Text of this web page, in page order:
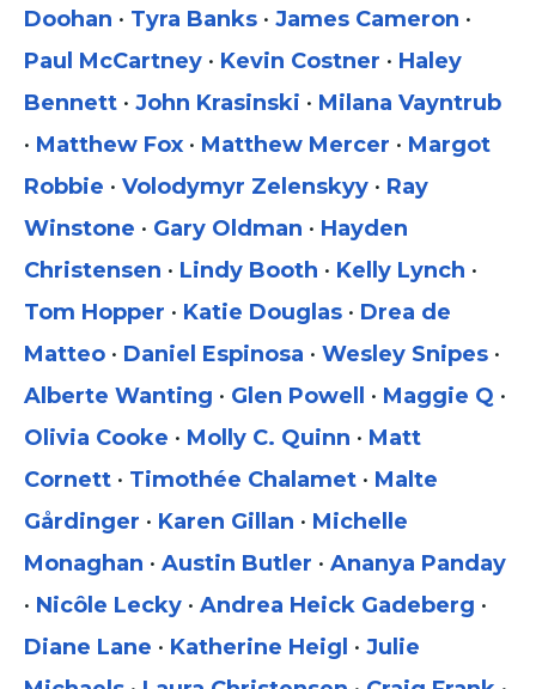
Doohan • Tyra Banks • James Cameron •
Paul McCartney • Kevin Costner • Haley
Bennett • John Krasinski • Milana Vayntrub
• Matthew Fox • Matthew Mercer • Margot
Robbie • Volodymyr Zelenskyy • Ray
Winstone • Gary Oldman • Hayden
Christensen • Lindy Booth • Kelly Lynch •
Tom Hopper • Katie Douglas • Drea de
Matteo • Daniel Espinosa • Wesley Snipes •
Alberte Wanting • Glen Powell • Maggie Q •
Olivia Cooke • Molly C. Quinn • Matt
Cornett • Timothée Chalamet • Malte
Gårdinger • Karen Gillan • Michelle
Monaghan • Austin Butler • Ananya Panday
• Nicôle Lecky • Andrea Heick Gadeberg •
Diane Lane • Katherine Heigl • Julie